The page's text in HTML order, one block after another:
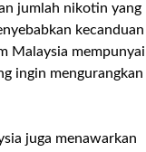
jumlah nikotin yang
kecanduan
Malaysia mempunyai
ingin mengurangkan
juga menawarkan